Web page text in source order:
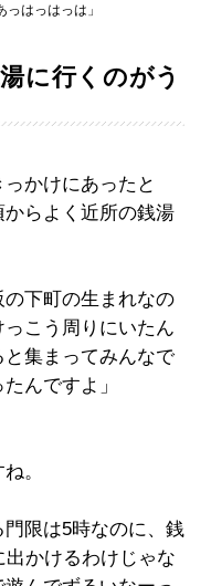
はっはっは」
に行くのがう
かけにあったと
らよく近所の銭湯
下町の生まれなの
こう周りにいたん
集まってみんなで
んですよ」
。
限は5時なのに、銭
かけるわけじゃな